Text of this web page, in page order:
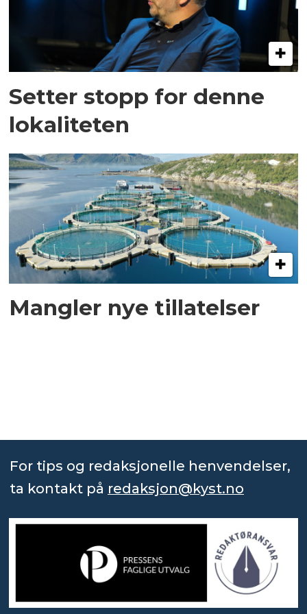
Setter stopp for denne
lokaliteten
Mangler nye tillatelser
For tips og redaksjonelle henvendelser,
ta kontakt på redaksjon@kyst.no